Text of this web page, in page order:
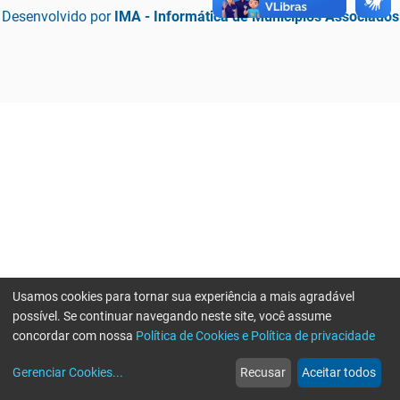
Desenvolvido por IMA - Informática de Municípios Associados
web
Notícias
more_horiz
Mais
Usamos cookies para tornar sua experiência a mais agradável
possível. Se continuar navegando neste site, você assume
concordar com nossa Política de Cookies e Política de privacidade
Gerenciar Cookies... Recusar Aceitar todos
Erro ao enviar informações, por favor tente novamente